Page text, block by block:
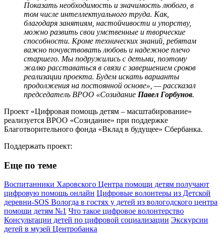
Показать необходимость и значимость любого, в
том числе интеллектуального труда. Как,
благодаря занятиям, настойчивости и упорству,
можно развить свои умственные и творческие
способности. Кроме технических знаний, ребятам
важно почувствовать любовь и надежное плечо
старшего. Мы подружились с детьми, поэтому
жалко расставаться в связи с завершением сроков
реализации проекта. Будем искать варианты
продолжения на постоянной основе», — рассказал
председатель ВРОО «Созидание Павел Горбунов.
Проект «Цифровая помощь детям – масштабирование»
реализуется ВРОО «Созидание» при поддержке
Благотворительного фонда «Вклад в будущее» Сбербанка.
Поддержать проект:
Еще по теме
Воспитанники Харовского Центра помощи детям получают
цифровую помощь онлайн Цифровые волонтеры из Детской
деревни-SOS Вологда в гостях у детей из вологодского центра
помощи детям №1 Что такое цифровое волонтерство
Консультации детей по цифровой социализации Экскурсии
детей в музей Центробанка